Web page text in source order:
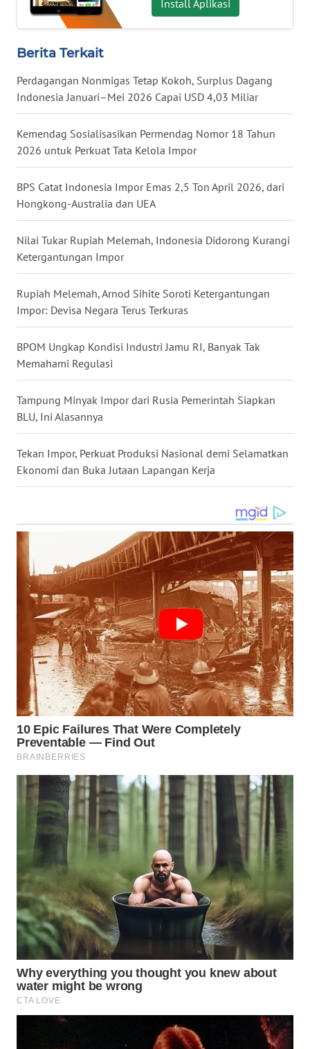
Install Aplikasi
Berita Terkait
Perdagangan Nonmigas Tetap Kokoh, Surplus Dagang
Indonesia Januari–Mei 2026 Capai USD 4,03 Miliar
Kemendag Sosialisasikan Permendag Nomor 18 Tahun
2026 untuk Perkuat Tata Kelola Impor
BPS Catat Indonesia Impor Emas 2,5 Ton April 2026, dari
Hongkong-Australia dan UEA
Nilai Tukar Rupiah Melemah, Indonesia Didorong Kurangi
Ketergantungan Impor
Rupiah Melemah, Arnod Sihite Soroti Ketergantungan
Impor: Devisa Negara Terus Terkuras
BPOM Ungkap Kondisi Industri Jamu RI, Banyak Tak
Memahami Regulasi
Tampung Minyak Impor dari Rusia Pemerintah Siapkan
BLU, Ini Alasannya
Tekan Impor, Perkuat Produksi Nasional demi Selamatkan
Ekonomi dan Buka Jutaan Lapangan Kerja
WN
NUSANTARA
WN
JOGJA
WN
WN
WN
WN
WN
KALSEL
WN
KALTIM
WN
SULSEL
WN
WN
SULUT
WN
MALUKU
WN
MALUT
WN
DAIRI
WN
DANAU
TOBA
WN
NIAS
WN
LANGKAT
WN
TAPANULI
SELATAN
WN